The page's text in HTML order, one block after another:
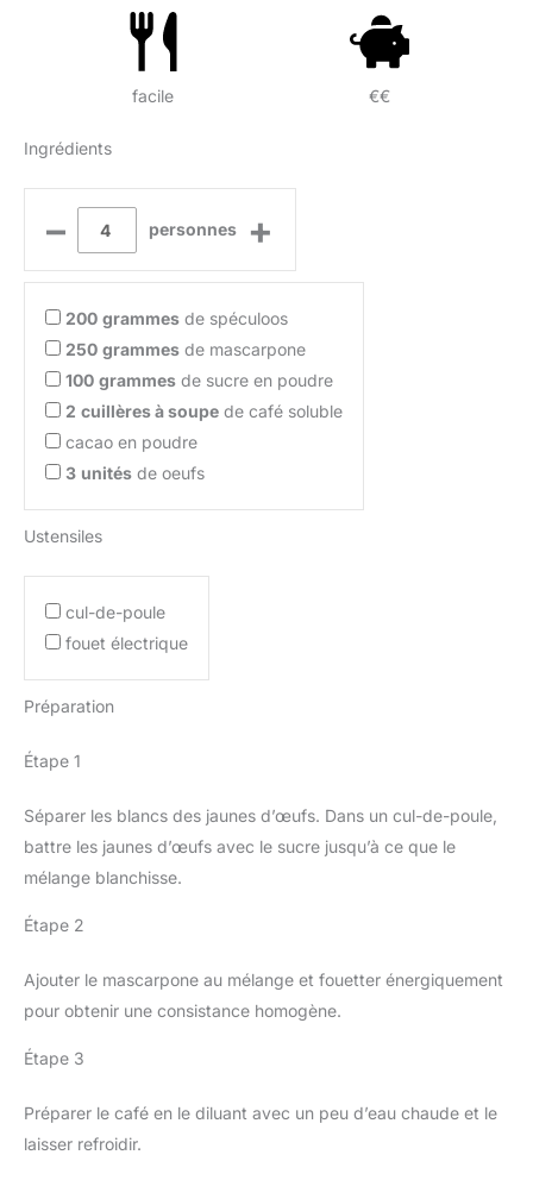
facile €€
Ingrédients
– personnes +
200 grammes de spéculoos
250 grammes de mascarpone
100 grammes de sucre en poudre
2 cuillères à soupe de café soluble
cacao en poudre
3 unités de oeufs
Ustensiles
cul-de-poule
fouet électrique
Préparation
Étape 1
Séparer les blancs des jaunes d’œufs. Dans un cul-de-poule,
battre les jaunes d’œufs avec le sucre jusqu’à ce que le
mélange blanchisse.
Étape 2
Ajouter le mascarpone au mélange et fouetter énergiquement
pour obtenir une consistance homogène.
Étape 3
Préparer le café en le diluant avec un peu d’eau chaude et le
laisser refroidir.